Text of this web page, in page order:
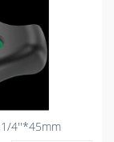
4''*45mm